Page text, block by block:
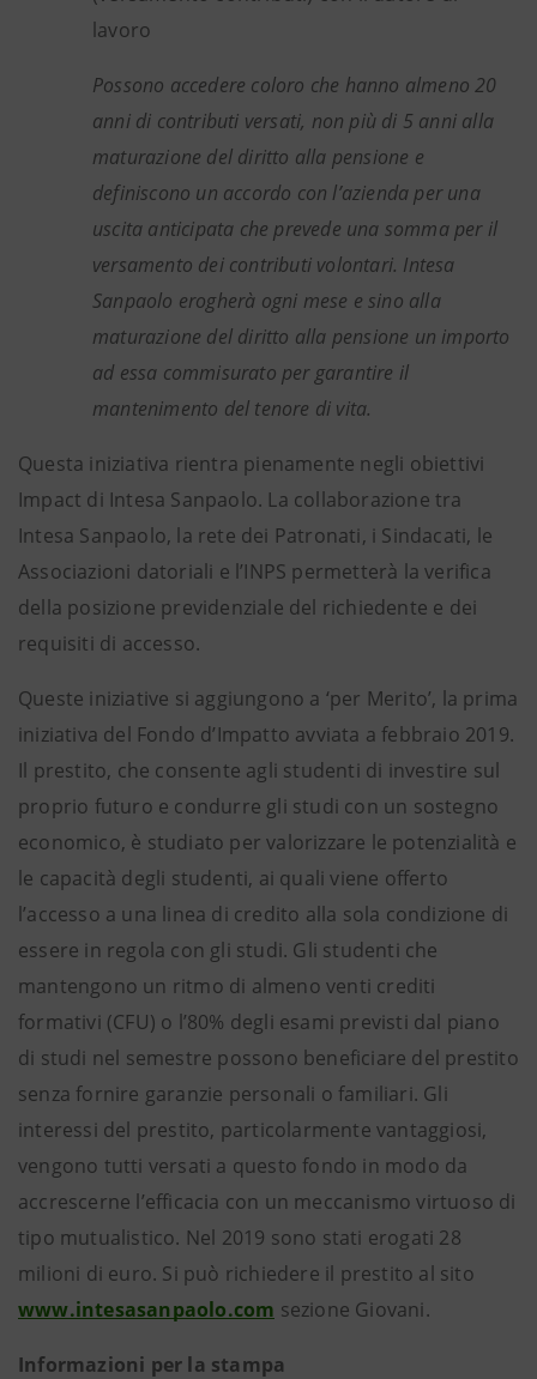
lavoro
Possono accedere coloro che hanno almeno 20
anni di contributi versati, non più di 5 anni alla
maturazione del diritto alla pensione e
definiscono un accordo con l’azienda per una
uscita anticipata che prevede una somma per il
versamento dei contributi volontari. Intesa
Sanpaolo erogherà ogni mese e sino alla
maturazione del diritto alla pensione un importo
ad essa commisurato per garantire il
mantenimento del tenore di vita.
Questa iniziativa rientra pienamente negli obiettivi
Impact di Intesa Sanpaolo. La collaborazione tra
Intesa Sanpaolo, la rete dei Patronati, i Sindacati, le
Associazioni datoriali e l’INPS permetterà la verifica
della posizione previdenziale del richiedente e dei
requisiti di accesso.
Queste iniziative si aggiungono a ‘per Merito’, la prima
iniziativa del Fondo d’Impatto avviata a febbraio 2019.
Il prestito, che consente agli studenti di investire sul
proprio futuro e condurre gli studi con un sostegno
economico, è studiato per valorizzare le potenzialità e
le capacità degli studenti, ai quali viene offerto
l’accesso a una linea di credito alla sola condizione di
essere in regola con gli studi. Gli studenti che
mantengono un ritmo di almeno venti crediti
formativi (CFU) o l’80% degli esami previsti dal piano
di studi nel semestre possono beneficiare del prestito
senza fornire garanzie personali o familiari. Gli
interessi del prestito, particolarmente vantaggiosi,
vengono tutti versati a questo fondo in modo da
accrescerne l’efficacia con un meccanismo virtuoso di
tipo mutualistico. Nel 2019 sono stati erogati 28
milioni di euro. Si può richiedere il prestito al sito
www.intesasanpaolo.com sezione Giovani.
Informazioni per la stampa